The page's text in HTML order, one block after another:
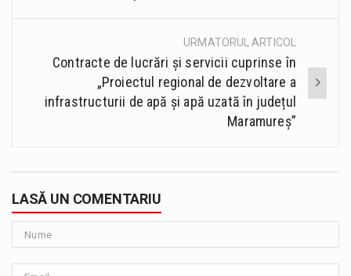
URMATORUL ARTICOL
Contracte de lucrări și servicii cuprinse în
„Proiectul regional de dezvoltare a
infrastructurii de apă și apă uzată în județul
Maramureș”
LASĂ UN COMENTARIU